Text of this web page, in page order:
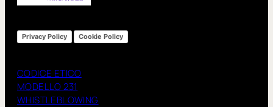
Privacy Policy Cookie Policy
CODICE ETICO
MODELLO 231
WHISTLEBLOWING